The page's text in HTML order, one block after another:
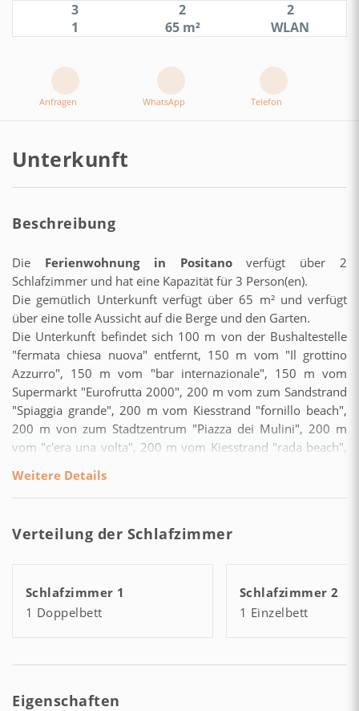
3 2
2
1
65 m² WLAN
Anfragen WhatsApp Telefon
Unterkunft
Beschreibung
Die Ferienwohnung in Positanoverfügt über 2
Schlafzimmer und hat eine Kapazität für 3 Person(en).
Die gemütlich Unterkunft verfügt über 65 m² und verfügt
über eine tolle Aussicht auf die Berge und den Garten.
Die Unterkunft befindet sich 100 m von der Bushaltestelle
"fermata chiesa nuova" entfernt, 150 m vom "Il grottino
Azzurro", 150 m vom "bar internazionale", 150 m vom
Supermarkt "Eurofrutta 2000", 200 m vom zum Sandstrand
"Spiaggia grande", 200 m vom Kiesstrand "fornillo beach",
200 m von zum Stadtzentrum "Piazza dei Mulini", 200 m
vom "c'era una volta", 200 m vom Kiesstrand "rada beach",
km vom Bahnhof "Piano di Sorrento", 50 km vom
"capodichino", 50 km vom Flughafen "Aeroporto di Napoli
waldreichen Umgebung.
Föhn, ein Balkon, eine Wärmepumpe, eine Klimaanlage,
Moskitonetze in gesamten Unterkunft, 1 Fernseher.
Geschirr/Besteck, Kochutensilien und eine Kaffeemaschine.
Weitere Details
Verteilung der Schlafzimmer
Schlafzimmer 1
1 Doppelbett
Schlafzimmer 2
1 Einzelbett
Eigenschaften